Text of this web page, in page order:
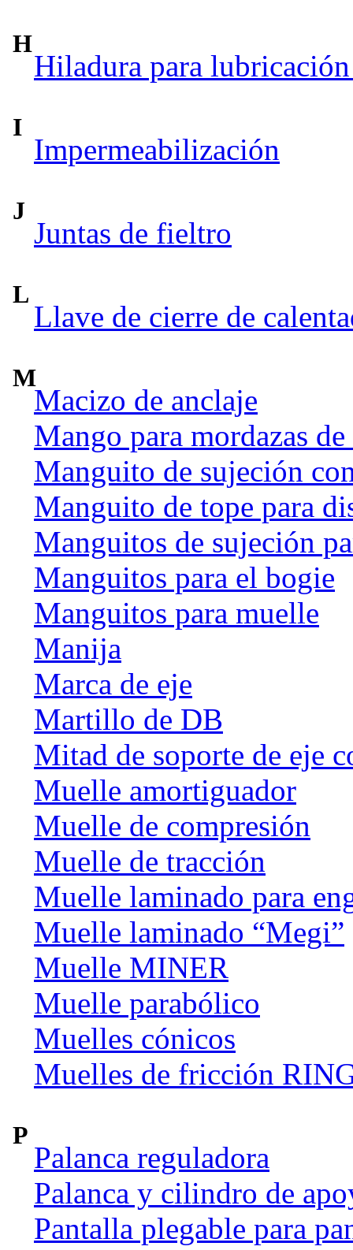
H
Hiladura para
I
Impermeabilización
J
Juntas de fieltro
L
Llave de cierre de
M
Macizo de anclaje
Mango para mordazas de
Manguito de sujeción
Manguito de tope para
Manguitos de sujeción
Manguitos para el bogie
Manguitos para muelle
Manija
Marca de eje
Martillo de DB
Mitad de soporte de eje
Muelle amortiguador
Muelle de compresión
Muelle de tracción
Muelle laminado para
Muelle laminado “Megi”
Muelle MINER
Muelle parabólico
Muelles cónicos
Muelles de fricción
P
Palanca reguladora
Palanca y cilindro de
Pantalla plegable para